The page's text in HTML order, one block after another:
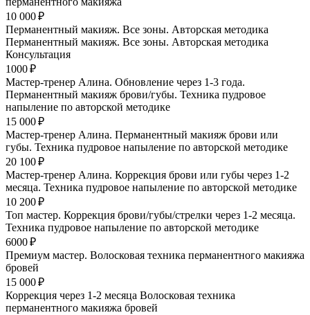
10 000 ₽
Перманентный макияж. Все зоны. Авторская методика
Перманентный макияж. Все зоны. Авторская методика
Консультация
1000 ₽
Мастер-тренер Алина. Обновление через 1-3 года.
Перманентный макияж брови/губы. Техника пудровое
напыление по авторской методике
15 000 ₽
Мастер-тренер Алина. Перманентный макияж брови или
губы. Техника пудровое напыление по авторской методике
20 100 ₽
Мастер-тренер Алина. Коррекция брови или губы через 1-2
месяца. Техника пудровое напыление по авторской методике
10 200 ₽
Топ мастер. Коррекция брови/губы/стрелки через 1-2 месяца.
Техника пудровое напыление по авторской методике
6000 ₽
Премиум мастер. Волосковая техника перманентного макияжа
бровей
15 000 ₽
Коррекция через 1-2 месяца Волосковая техника
перманентного макияжа бровей